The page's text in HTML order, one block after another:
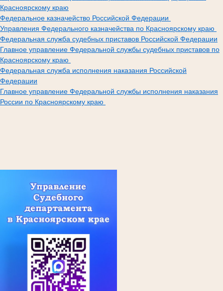
Красноярскому краю
Федеральное казначейство Российской Федерации
Управления Федерального казначейства по Красноярскому краю
Федеральная служба судебных приставов Российской Федерации
Главное управление Федеральной службы судебных приставов по
Красноярскому краю
Федеральная служба исполнения наказания Российской
Федерации
Главное управление Федеральной службы исполнения наказания
России по Красноярскому краю